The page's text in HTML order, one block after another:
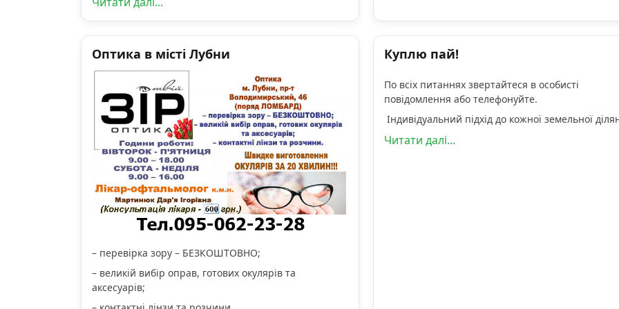
Оптика в місті Лубни
– перевірка зору – БЕЗКОШТОВНО;
– великій вибір оправ, готових окулярів та
аксесуарів;
Куплю пай!
По всіх питаннях звертайтеся в особисті
повідомлення або телефонуйте.
Індивідуальний підхід до кожної земельної
Читати далі...